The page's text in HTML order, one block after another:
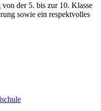
der 5. bis zur 10. Klasse
sowie ein respektvolles